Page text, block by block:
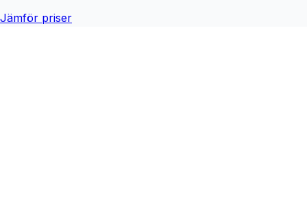
Jämför priser